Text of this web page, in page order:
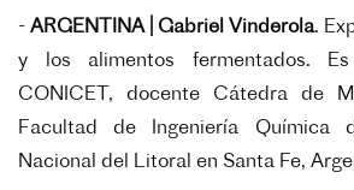
- ARGENTINA | Gabriel Vinderola.
y los alimentos fermentados. Es
CONICET, docente Cátedra de
Facultad de Ingeniería Química
Nacional del Litoral en Santa Fe,